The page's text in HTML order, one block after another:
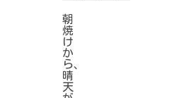
朝
焼
け
か
ら、
晴
天